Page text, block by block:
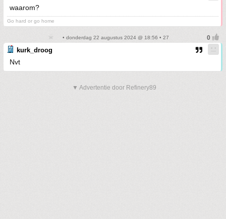
waarom?
Go hard or go home
• donderdag 22 augustus 2024 @ 18:56 • 27
kurk_droog
Nvt
▼ Advertentie door Refinery89